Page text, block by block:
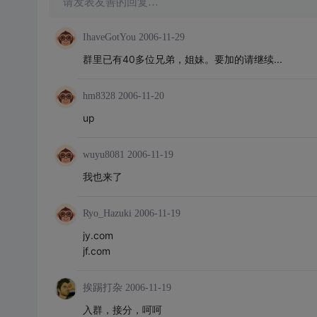
IhaveGotYou 2006-11-29
群里已有40多位兄弟，姐妹。要加的请继续...
hm8328 2006-11-20
up
wuyu8081 2006-11-19
我也来了
Ryo_Hazuki 2006-11-19
jy.com
jf.com
挨踢打杂 2006-11-19
入群，接分，呵呵